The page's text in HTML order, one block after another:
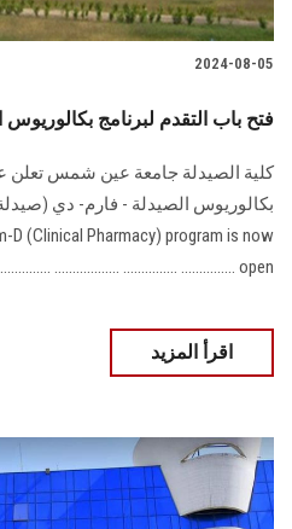
2024-08-05
فتح باب التقدم لبرنامج
كلية الصيدلة جامعة عين شمس تعلن
D ‎‎(Clinical Pharmacy) program is now
open‎ ............... ............... .................. ................. ....
اقرأ المزيد